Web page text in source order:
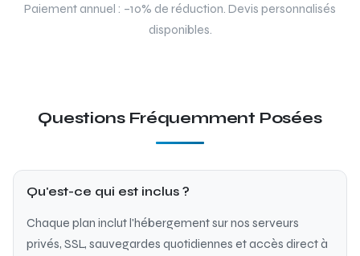
Paiement annuel : –10% de réduction. Devis personnalisés
disponibles.
Questions Fréquemment Posées
Qu'est-ce qui est inclus ?
Chaque plan inclut l'hébergement sur nos serveurs
privés, SSL, sauvegardes quotidiennes et accès direct à